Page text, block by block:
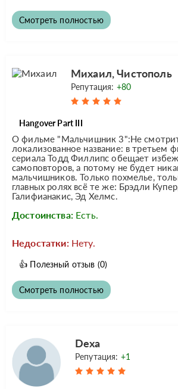
Смотреть полностью
Михаил, Чистополь
Репутация: +80
Hangover Part III
О фильме "Мальчишник 3":Не
локализованное название: в третьем
сериала Тодд Филлипс обещает
самоповторов, а потому не будет
мальчишников. Только похмелье,
главных ролях всё те же: Брэдли
Галифианакис, Эд Хелмс.
Достоинства: Есть.
Недостатки: Нету.
👍 Полезный отзыв (0)
Смотреть полностью
Dexa
Репутация: +1